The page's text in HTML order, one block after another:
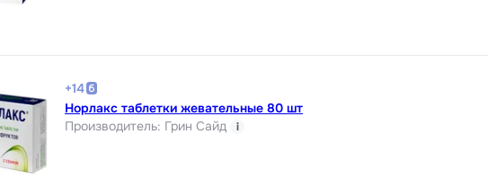
+14
Норлакс таблетки жевательные 80 шт
Производитель: Грин Сайд i